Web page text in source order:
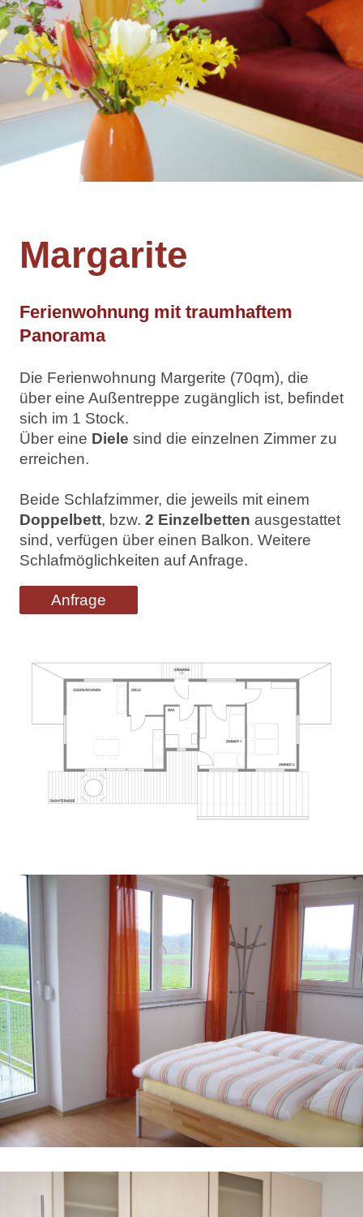
Margarite
Ferienwohnung mit traumhaftem
Panorama
Die Ferienwohnung Margerite (70qm), die
über eine Außentreppe zugänglich ist, befindet
sich im 1 Stock.
Über eine Diele sind die einzelnen Zimmer zu
erreichen.
Beide Schlafzimmer, die jeweils mit einem
Doppelbett, bzw. 2 Einzelbetten ausgestattet
sind, verfügen über einen Balkon. Weitere
Schlafmöglichkeiten auf Anfrage.
Anfrage